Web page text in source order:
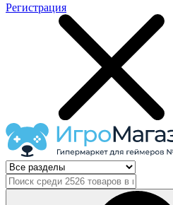
Регистрация